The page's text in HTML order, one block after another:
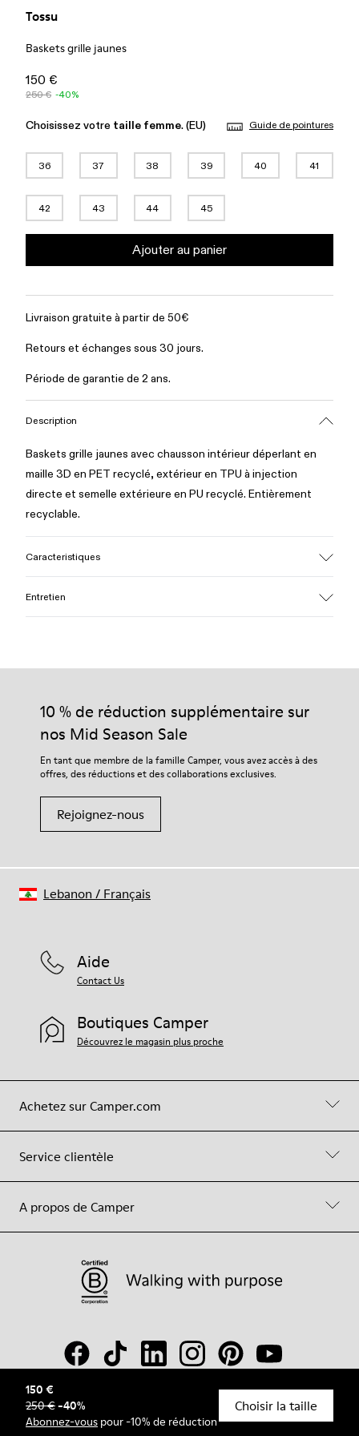
Tossu
Baskets grille jaunes
150 €
250 € -40%
Choisissez votre taille femme. (EU) Guide de pointures
36 37 38 39 40 41
42 43 44 45
Ajouter au panier
150 €
250 €-40%
Abonnez-vous pour -10% de réduction
Choisir la taille
Livraison gratuite à partir de 50€
Retours et échanges sous 30 jours.
Période de garantie de 2 ans.
Description
Baskets grille jaunes avec chausson intérieur déperlant en
maille 3D en PET recyclé, extérieur en TPU à injection
directe et semelle extérieure en PU recyclé. Entièrement
recyclable.
Caracteristiques
Semelle intérieure amovible en PU
Doublure
Spandex), 20 % polyester recyclé
Entretien
Nos chaussures sont confectionnées à partir de matières
durabilité accrue de vos chaussures.
Pour obtenir des instructions détaillées sur l’entretien de
votre paire de chaussures, consultez notreguide d’entretien
10 % de réduction supplémentaire sur
nos Mid Season Sale
En tant que membre de la famille Camper, vous avez accès à des
offres, des réductions et des collaborations exclusives.
Rejoignez-nous
Achetez sur Camper.com
Service clientèle
A propos de Camper
Aide
Contact Us
Boutiques Camper
Découvrez le magasin plus proche
© Camper, 2026
Lebanon / Français